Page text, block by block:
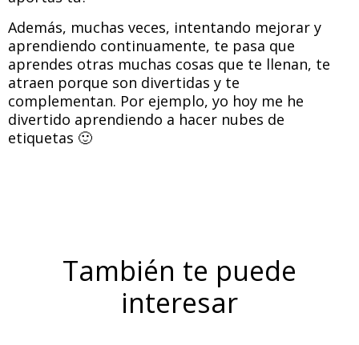
Además, muchas veces, intentando mejorar y
aprendiendo continuamente, te pasa que
aprendes otras muchas cosas que te llenan, te
atraen porque son divertidas y te
complementan. Por ejemplo, yo hoy me he
divertido aprendiendo a hacer nubes de
etiquetas 🙂
También te puede
interesar